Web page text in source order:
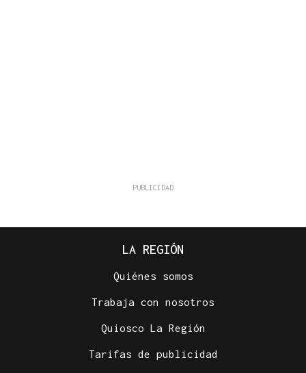
LA REGIÓN
Quiénes somos
Trabaja con nosotros
Quiosco La Región
Tarifas de publicidad